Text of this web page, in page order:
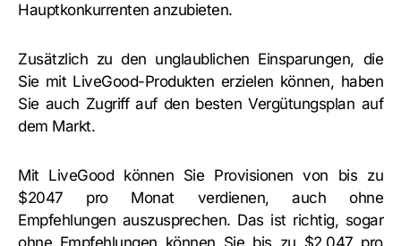
Hauptkonkurrenten anzubieten.
Zusätzlich zu den unglaublichen Einsparungen, die
Sie mit LiveGood-Produkten erzielen können, haben
Sie auch Zugriff auf den besten Vergütungsplan auf
dem Markt.
Mit LiveGood können Sie Provisionen von bis zu
$2047 pro Monat verdienen, auch ohne
Empfehlungen auszusprechen. Das ist richtig, sogar
ohne Empfehlungen können Sie bis zu $2.047 pro